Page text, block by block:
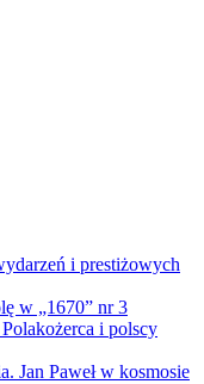
i prestiżowych
w „1670” nr 3
i polscy
Jan Paweł w kosmosie